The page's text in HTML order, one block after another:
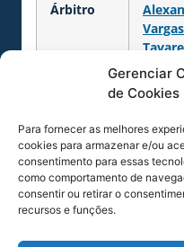
Gerenciar
de Cookies
Para fornecer as melhores
cookies para armazenar e/ou
consentimento para essas
como comportamento de
consentir ou retirar o
recursos e funções.
Árbitro
Vargas
de
Assistente
1
Rosa
Árbitro
Assistente
Daniel